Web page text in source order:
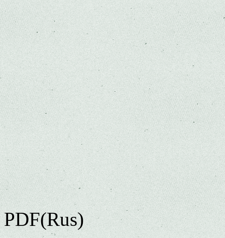
PDF(Rus)